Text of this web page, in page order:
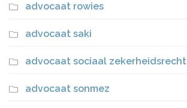
advocaat rowies
advocaat saki
advocaat sociaal zekerheidsrecht
advocaat sonmez